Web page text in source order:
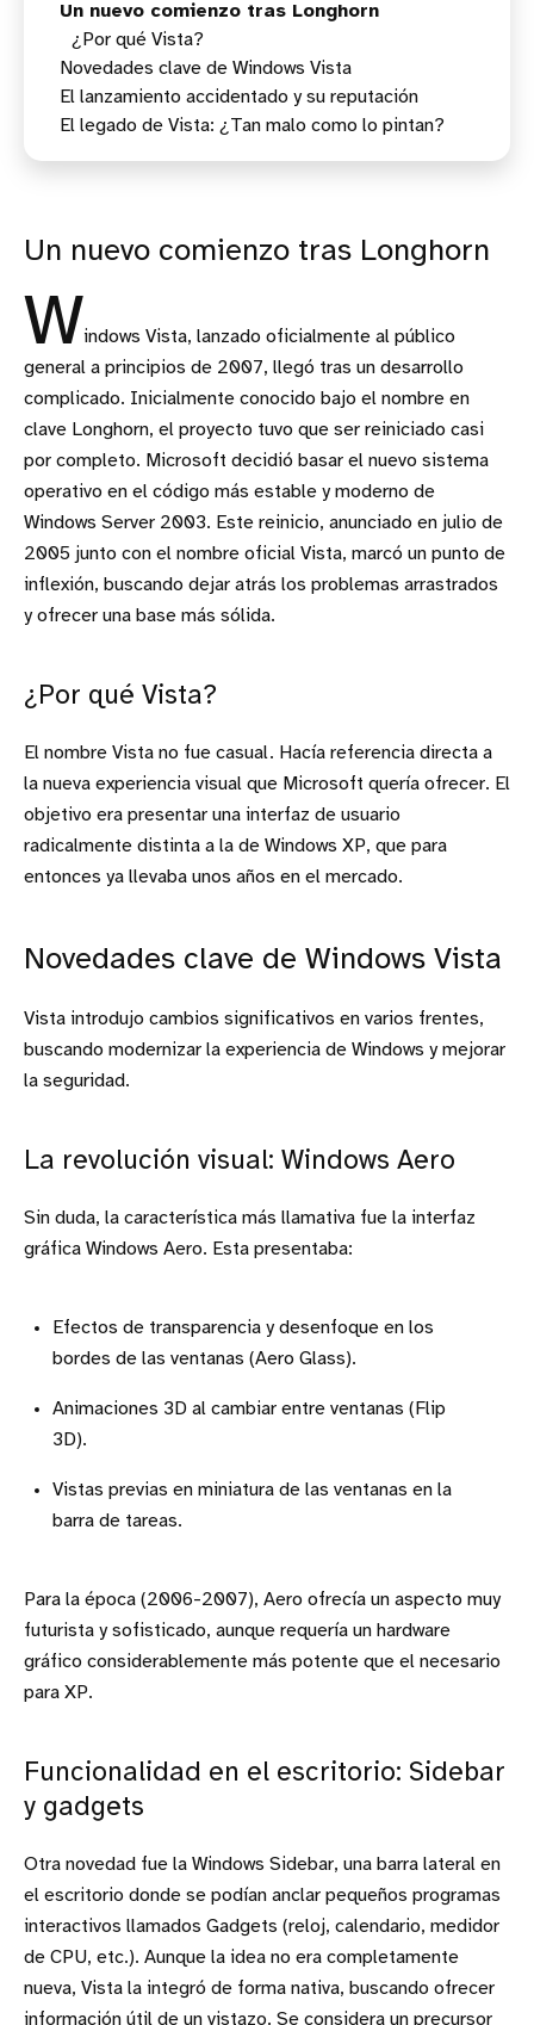
Un nuevo comienzo tras Longhorn
¿Por qué Vista?
Novedades clave de Windows Vista
La revolución visual: Windows Aero
Funcionalidad en el escritorio: Sidebar y gadgets
El lanzamiento accidentado y su reputación
El legado de Vista: ¿Tan malo como lo pintan?
Un nuevo comienzo tras Longhorn
Windows Vista, lanzado oficialmente al público
general a principios de 2007, llegó tras un desarrollo
complicado. Inicialmente conocido bajo el nombre en
clave Longhorn, el proyecto tuvo que ser reiniciado casi
por completo. Microsoft decidió basar el nuevo sistema
operativo en el código más estable y moderno de
Windows Server 2003. Este reinicio, anunciado en julio de
2005 junto con el nombre oficial Vista, marcó un punto de
inflexión, buscando dejar atrás los problemas arrastrados
y ofrecer una base más sólida.
¿Por qué Vista?
El nombre Vista no fue casual. Hacía referencia directa a
la nueva experiencia visual que Microsoft quería ofrecer. El
objetivo era presentar una interfaz de usuario
radicalmente distinta a la de Windows XP, que para
entonces ya llevaba unos años en el mercado.
Novedades clave de Windows Vista
Vista introdujo cambios significativos en varios frentes,
buscando modernizar la experiencia de Windows y mejorar
la seguridad.
La revolución visual: Windows Aero
Sin duda, la característica más llamativa fue la interfaz
gráfica Windows Aero. Esta presentaba:
Efectos de transparencia y desenfoque en los
bordes de las ventanas (Aero Glass).
Animaciones 3D al cambiar entre ventanas (Flip
3D).
Vistas previas en miniatura de las ventanas en la
barra de tareas.
Para la época (2006-2007), Aero ofrecía un aspecto muy
futurista y sofisticado, aunque requería un hardware
gráfico considerablemente más potente que el necesario
para XP.
Funcionalidad en el escritorio: Sidebar
y gadgets
Otra novedad fue la Windows Sidebar, una barra lateral en
el escritorio donde se podían anclar pequeños programas
interactivos llamados Gadgets (reloj, calendario, medidor
de CPU, etc.). Aunque la idea no era completamente
nueva, Vista la integró de forma nativa, buscando ofrecer
información útil de un vistazo. Se considera un precursor